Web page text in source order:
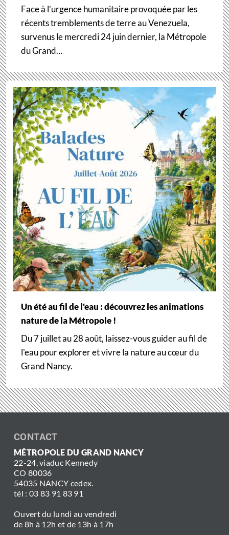
Face à l’urgence humanitaire provoquée par les
récents tremblements de terre au Venezuela,
survenus le mercredi 24 juin dernier, la Métropole
du Grand…
Un été au fil de l'eau : découvrez les animations
nature de la Métropole !
Du 7 juillet au 28 août, laissez-vous guider au fil de
l'eau pour explorer et vivre la nature au cœur du
Grand Nancy.
CONTACT
MÉTROPOLE DU GRAND NANCY
22-24, viaduc Kennedy
CO 80036
54035 NANCY cedex.
tél : 03 83 91 83 91
Ouvert du lundi au vendredi
de 8h à 12h et de 13h à 17h